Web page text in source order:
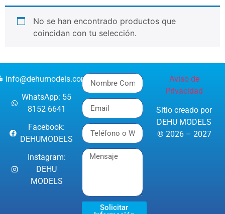
No se han encontrado productos que
coincidan con tu selección.
info@dehumodels.com
WhatsApp: 55
8152 6641
Facebook:
DEHUMODELS
Instagram:
DEHU
MODELS
Solicitar
Aviso de
Privacidad
Sitio creado por
DEHU MODELS
® 2026 – 2027